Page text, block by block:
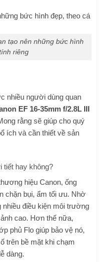
tạo nên những bức hình
riêng
nhiều người dùng quan
EF 16-35mm f/2.8L III
rằng sẽ giúp cho quý
ích và cần thiết về sản
tiết hay không?
hiệu Canon, ống
chặn bụi, ẩm tối ưu. Nhờ
nhiều điều kiện môi trường
cao. Hơn thế nữa,
phủ Flo giúp bảo vệ nó,
trên bề mặt khi chạm
dàng.